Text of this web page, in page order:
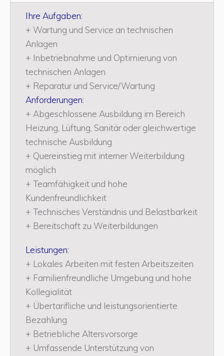
Ihre Aufgaben:
+ Wartung und Service an technischen
Anlagen
+ Inbetriebnahme und Optimierung von
technischen Anlagen
+ Reparatur und Service/Wartung
Anforderungen:
+ Abgeschlossene Ausbildung im Bereich
Heizung, Lüftung, Sanitär oder gleichwertige
technische Ausbildung
+ Quereinstieg mit interner Weiterbildung
möglich
+ Teamfähigkeit und hohe
Kundenfreundlichkeit
+ Technisches Verständnis und Belastbarkeit
+ Bereitschaft zu Weiterbildungen
Leistungen:
+ Lokales Arbeiten mit festen Arbeitszeiten
+ Familienfreundliche Umgebung und hohe
Kollegialität
+ Übertarifliche und leistungsorientierte
Bezahlung
+ Betriebliche Altersvorsorge
+ Umfassende Unterstützung von